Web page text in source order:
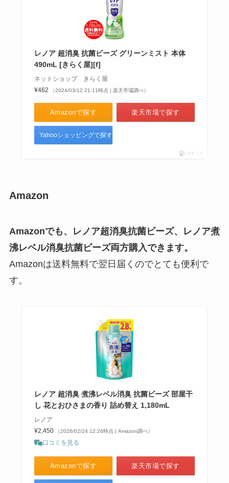
レノア 超消臭 抗菌ビーズ グリーンミスト 本体
490mL [きらく屋][f]
ネットショップ きらく屋
¥462
（2024/03/12 21:11時点 | 楽天市場調べ）
Amazonで探す 楽天市場で探す
Yahooショッピングで探す
ポチップ
Amazon
Amazonでも、レノア超消臭抗菌ビーズ、レノア煮
沸レベル消臭抗菌ビーズ両方購入できます。
Amazonは送料無料で翌日届くのでとても便利で
す。
レノア 超消臭 煮沸レベル消臭 抗菌ビーズ 部屋干
し 花とおひさまの香り 詰め替え 1,180mL
レノア
¥2,450
（2026/02/24 12:26時点 | Amazon調べ）
口コミを見る
Amazonで探す 楽天市場で探す